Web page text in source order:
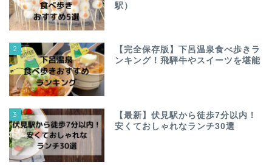
駅）
2
【完全保存版】下呂温泉食べ歩きラ
ンキング！飛騨牛やスイーツを堪能
3
【最新】伏見駅から徒歩7分以内！
安くておしゃれなランチ30選